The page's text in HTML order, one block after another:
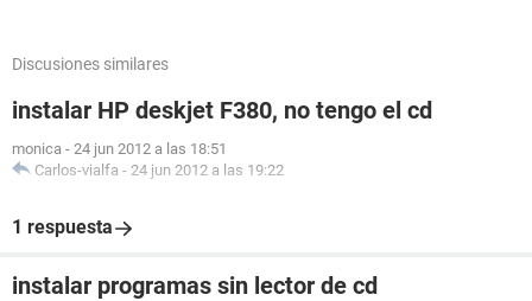
Discusiones similares
instalar HP deskjet F380, no tengo el cd
monica - 24 jun 2012 a las 18:51
Carlos-vialfa - 24 jun 2012 a las 19:22
1 respuesta
instalar programas sin lector de cd